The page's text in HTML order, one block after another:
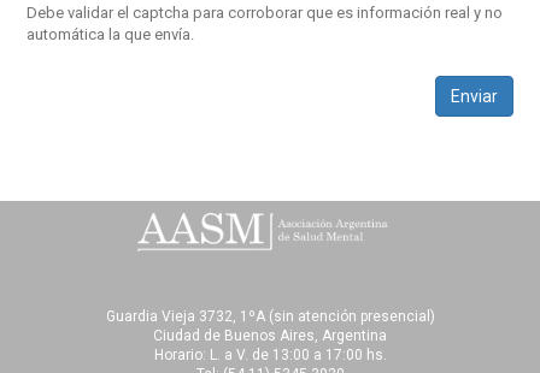
Debe validar el captcha para corroborar que es información real y no
automática la que envía.
Enviar
Guardia Vieja 3732, 1ºA (sin atención presencial)
Ciudad de Buenos Aires, Argentina
Horario: L. a V. de 13:00 a 17:00 hs.